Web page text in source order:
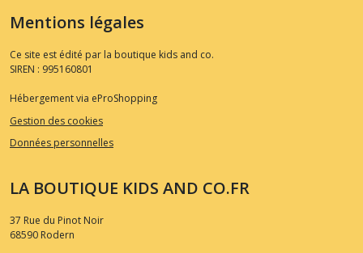
Mentions légales
Ce site est édité par la boutique kids and co.
SIREN : 995160801
Hébergement via eProShopping
Gestion des cookies
Données personnelles
LA BOUTIQUE KIDS AND CO.FR
37 Rue du Pinot Noir
68590 Rodern